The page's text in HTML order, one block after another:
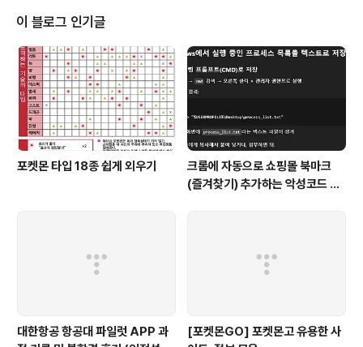
이 블로그 인기글
포켓몬 타입 18종 쉽게 외우기
크롬에 자동으로 쇼핑몰 북마크
(즐겨찾기) 추가하는 악성코드 삭
대한항공 항공대 파일럿 APP 과
[포켓몬GO] 포켓몬고 유용한 사